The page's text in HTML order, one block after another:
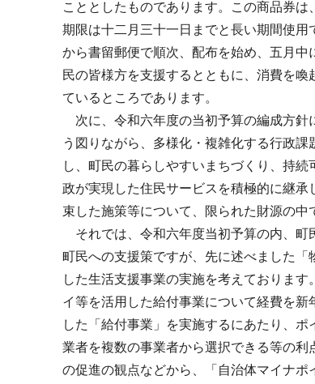
こととしたものであります。この商品券
期限は十二月三十一日までと長い期間使
から書留郵便で順次、配布を始め、五月
民の皆様方を支援するとともに、消費を
ているところであります。
次に、令和六年度の当初予算の編成方針
う図りながら、多様化・複雑化する行政
し、町民の暮らしやすいまちづくり、持
政が実現した住民サービスを積極的に継
束した施策等について、限られた財源の中
それでは、令和六年度当初予算の内、町
町民への支援策ですが、先に述べました
した生活支援事業の実施を考えておりま
イ等を活用した給付事業について経費を
した「給付事業」を実施するにあたり、
業者を複数の事業者から選択できる等の
の促進の観点などから、「自治体マイナ